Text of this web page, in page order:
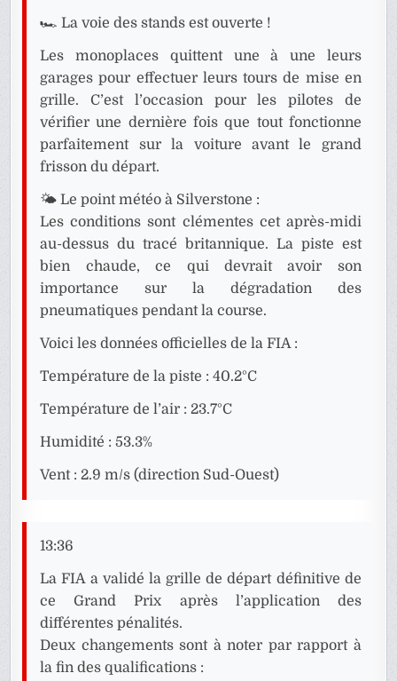
🏎️ La voie des stands est ouverte !
Les monoplaces quittent une à une leurs
garages pour effectuer leurs tours de mise en
grille. C’est l’occasion pour les pilotes de
vérifier une dernière fois que tout fonctionne
parfaitement sur la voiture avant le grand
frisson du départ.
🌤️ Le point météo à Silverstone :
Les conditions sont clémentes cet après-midi
au-dessus du tracé britannique. La piste est
bien chaude, ce qui devrait avoir son
importance sur la dégradation des
pneumatiques pendant la course.
Voici les données officielles de la FIA :
Température de la piste : 40.2°C
Température de l’air : 23.7°C
Humidité : 53.3%
Vent : 2.9 m/s (direction Sud-Ouest)
13:36
La FIA a validé la grille de départ définitive de
ce Grand Prix après l’application des
différentes pénalités.
Deux changements sont à noter par rapport à
la fin des qualifications :